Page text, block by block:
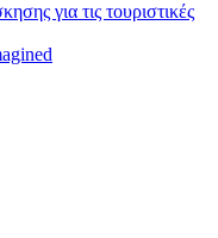
για τις τουριστικές